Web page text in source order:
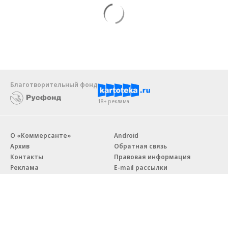
Благотворительный фонд
18+ реклама
О «Коммерсанте»
Архив
Контакты
Реклама
Android
Обратная связь
Правовая информация
E-mail рассылки